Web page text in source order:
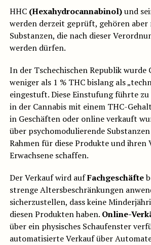
HHC(Hexahydrocannabinol)und
werden derzeit geprüft, gehören aber
Substanzen, die nach dieser
werden dürfen.
In der Tschechischen Republik wurde
weniger als 1 % THC bislang als
eingestuft. Diese Einstufung führte zu
in der Cannabis mit einem THC-
in Geschäften oder online verkauft
über psychomodulierende
Rahmen für diese Produkte und ihren
Erwachsene schaffen.
Der Verkauf wird aufFachgeschäfte
strenge Altersbeschränkungen
sicherzustellen, dass keine
diesen Produkten haben. Online-
über ein physisches Schaufenster
automatisierte Verkauf über